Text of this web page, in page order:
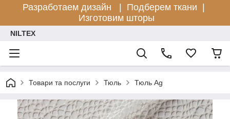
Разработаем дизайн |
Подберем ткани |
Изготовим шторы
NILTEX
Товари та послуги Тюль Тюль Ag